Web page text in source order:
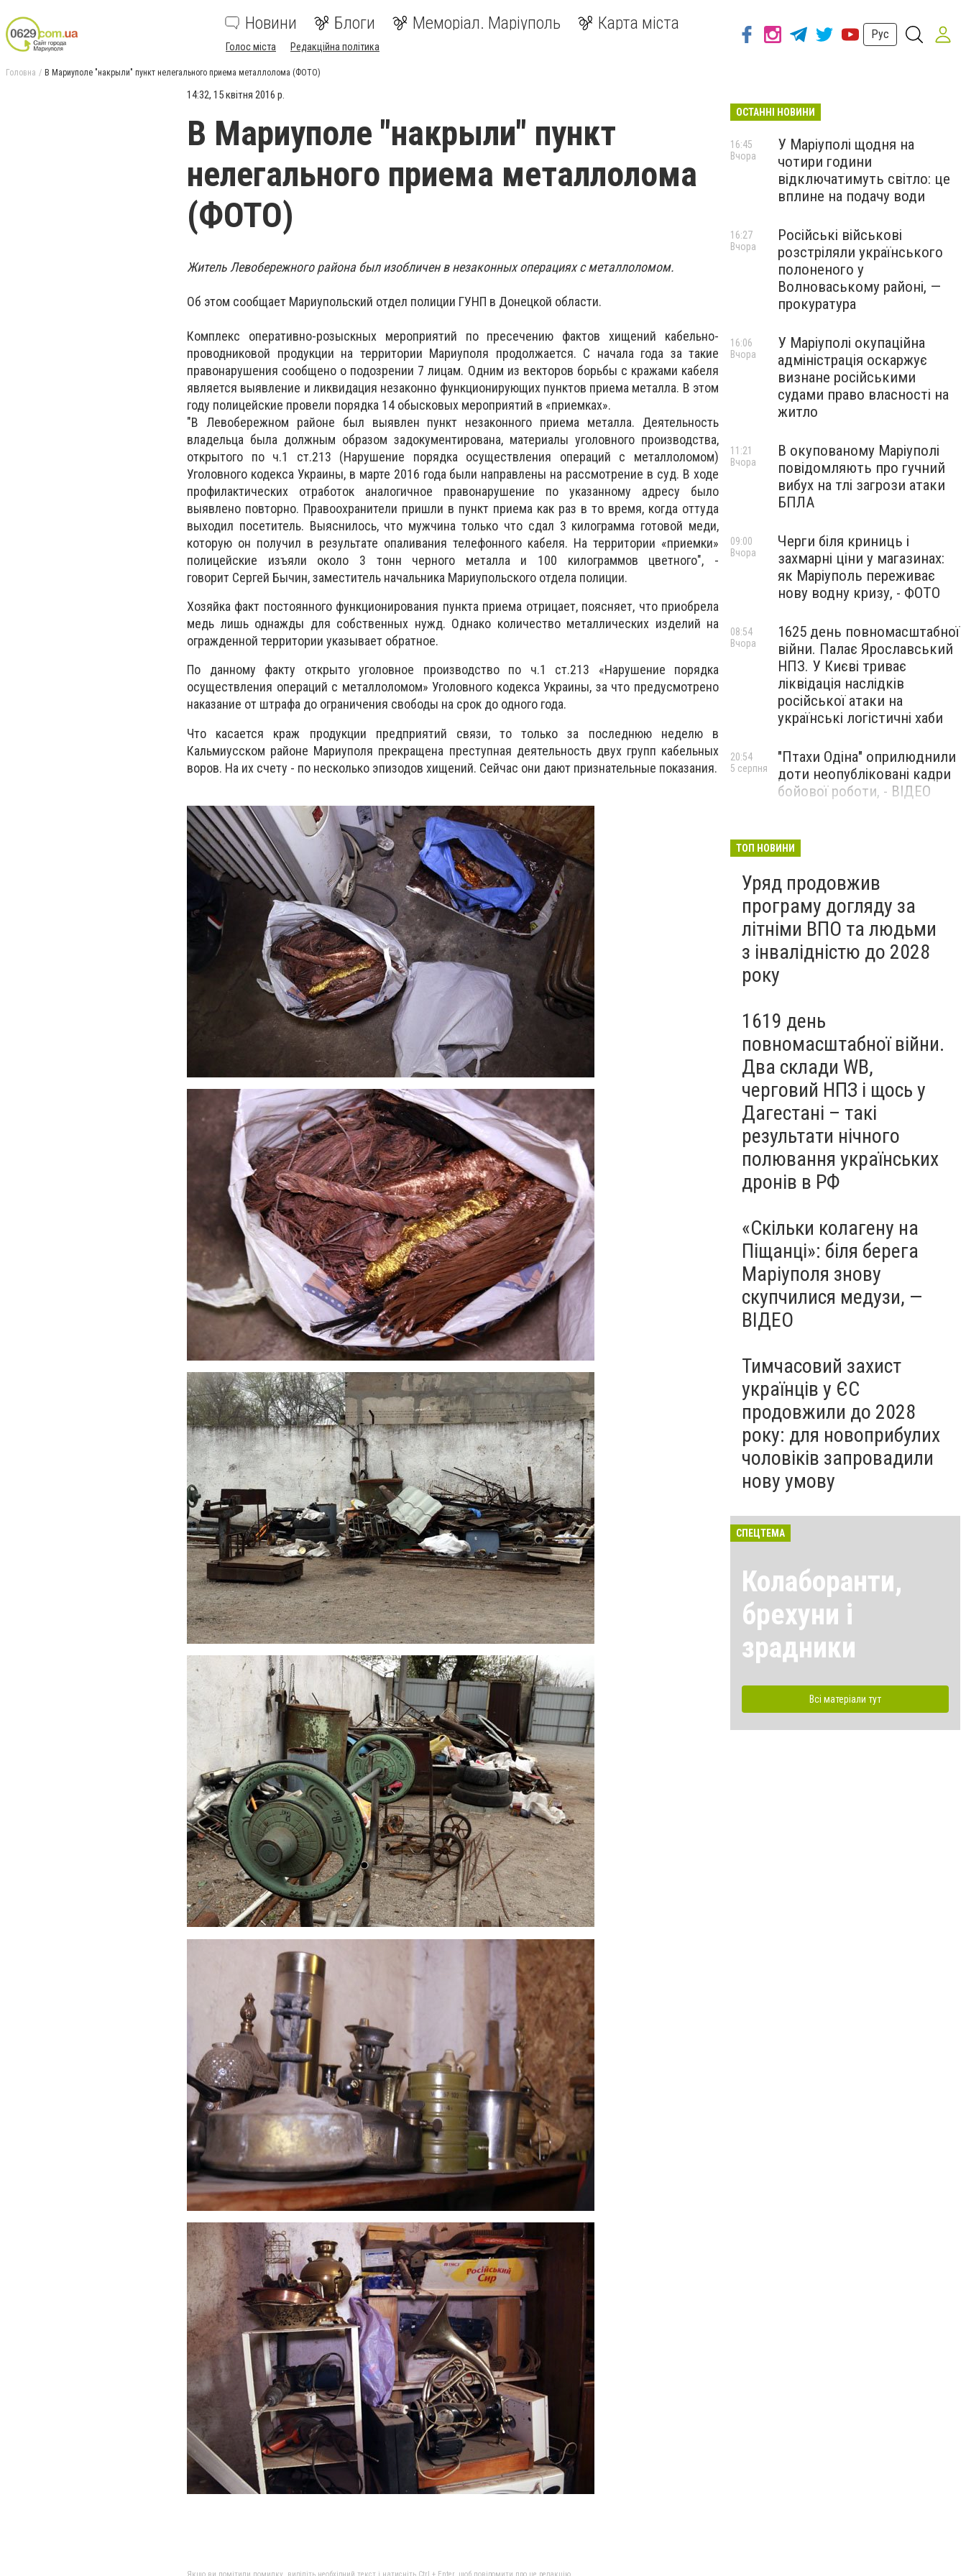
Новини Блоги Меморіал. Маріуполь Карта міста
Голос міста Редакційна політика
Рус
Головна В Мариуполе "накрыли" пункт нелегального приема металлолома (ФОТО)
14:32, 15 квітня 2016 р.
В Мариуполе "накрыли" пункт
нелегального приема металлолома
(ФОТО)
Житель Левобережного района был изобличен в незаконных операциях с металлоломом.
Об этом сообщает Мариупольский отдел полиции ГУНП в Донецкой области.
Комплекс оперативно-розыскных мероприятий по пресечению фактов хищений кабельно-
проводниковой продукции на территории Мариуполя продолжается. С начала года за такие
правонарушения сообщено о подозрении 7 лицам. Одним из векторов борьбы с кражами кабеля
является выявление и ликвидация незаконно функционирующих пунктов приема металла. В этом
году полицейские провели порядка 14 обысковых мероприятий в «приемках».
"В Левобережном районе был выявлен пункт незаконного приема металла. Деятельность
владельца была должным образом задокументирована, материалы уголовного производства,
открытого по ч.1 ст.213 (Нарушение порядка осуществления операций с металлоломом)
Уголовного кодекса Украины, в марте 2016 года были направлены на рассмотрение в суд. В ходе
профилактических отработок аналогичное правонарушение по указанному адресу было
выявлено повторно. Правоохранители пришли в пункт приема как раз в то время, когда оттуда
выходил посетитель. Выяснилось, что мужчина только что сдал 3 килограмма готовой меди,
которую он получил в результате опаливания телефонного кабеля. На территории «приемки»
полицейские изъяли около 3 тонн черного металла и 100 килограммов цветного", -
говорит Сергей Бычин, заместитель начальника Мариупольского отдела полиции.
Хозяйка факт постоянного функционирования пункта приема отрицает, поясняет, что приобрела
медь лишь однажды для собственных нужд. Однако количество металлических изделий на
огражденной территории указывает обратное.
По данному факту открыто уголовное производство по ч.1 ст.213 «Нарушение порядка
осуществления операций с металлоломом» Уголовного кодекса Украины, за что предусмотрено
наказание от штрафа до ограничения свободы на срок до одного года.
Что касается краж продукции предприятий связи, то только за последнюю неделю в
Кальмиусском районе Мариуполя прекращена преступная деятельность двух групп кабельных
воров. На их счету - по несколько эпизодов хищений. Сейчас они дают признательные показания.
ОСТАННІ НОВИНИ
У Маріуполі щодня на
чотири години
відключатимуть світло: це
вплине на подачу води
16:45
Вчора
Російські військові
розстріляли українського
полоненого у
Волноваському районі, —
прокуратура
16:27
Вчора
У Маріуполі окупаційна
адміністрація оскаржує
визнане російськими
судами право власності на
житло
16:06
Вчора
В окупованому Маріуполі
повідомляють про гучний
вибух на тлі загрози атаки
БПЛА
11:21
Вчора
Черги біля криниць і
захмарні ціни у магазинах:
як Маріуполь переживає
нову водну кризу, - ФОТО
09:00
Вчора
1625 день повномасштабної
війни. Палає Ярославський
НПЗ. У Києві триває
ліквідація наслідків
російської атаки на
українські логістичні хаби
08:54
Вчора
"Птахи Одіна" оприлюднили
доти неопубліковані кадри
бойової роботи, - ВІДЕО
20:54
5 серпня
Бєдняков зіграє тата
новому українському
фільмі, - ФОТО
5 серпня
ТОП НОВИНИ
Уряд продовжив
програму догляду за
літніми ВПО та людьми
з інвалідністю до 2028
року
1619 день
повномасштабної війни.
Два склади WB,
черговий НПЗ і щось у
Дагестані – такі
результати нічного
полювання українських
дронів в РФ
«Скільки колагену на
Піщанці»: біля берега
Маріуполя знову
скупчилися медузи, —
ВІДЕО
Тимчасовий захист
українців у ЄС
продовжили до 2028
року: для новоприбулих
чоловіків запровадили
нову умову
СПЕЦТЕМА
Колаборанти,
брехуни і
зрадники
Всі матеріали тут